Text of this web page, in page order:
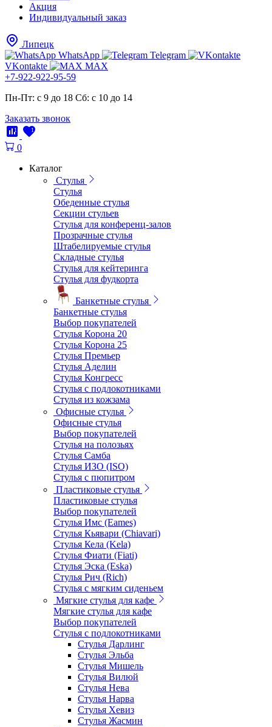
Акция
Индивидуальный заказ
Липецк
WhatsApp
Telegram
VKontakte
MAX
+7-922-922-95-59
Пн-Пт: с 9 до 18 Cб: с 10 до 14
Заказать звонок
1 1
0
Каталог
Стулья
Стулья
Обеденные стулья
Секции стульев
Стулья для конференц-залов
Прозрачные стулья
Штабелируемые стулья
Складные стулья
Стулья для кейтеринга
Стулья для фудкорта
Банкетные стулья
Банкетные стулья
Выбор покупателей
Стулья Корона 20
Стулья Корона 25
Стулья Премьер
Стулья Аделин
Стулья Конгресс
Стулья с подлокотниками
Стулья из кожзама
Офисные стулья
Офисные стулья
Выбор покупателей
Стулья на полозьях
Стулья Самба
Стулья ИЗО (ISO)
Стулья с пюпитром
Пластиковые стулья
Пластиковые стулья
Выбор покупателей
Стулья Имс (Eames)
Стулья Кьявари (Chiavari)
Стулья Кела (Kela)
Стулья Фиати (Fiati)
Стулья Эска (Eska)
Стулья Рич (Rich)
Стулья с мягким сиденьем
Мягкие стулья для кафе
Мягкие стулья для кафе
Выбор покупателей
Стулья с подлокотниками
Стулья Дарлинг
Стулья Эльба
Стулья Мишель
Стулья Вилюй
Стулья Нева
Стулья Нарва
Стулья Хевиз
Стулья Жасмин